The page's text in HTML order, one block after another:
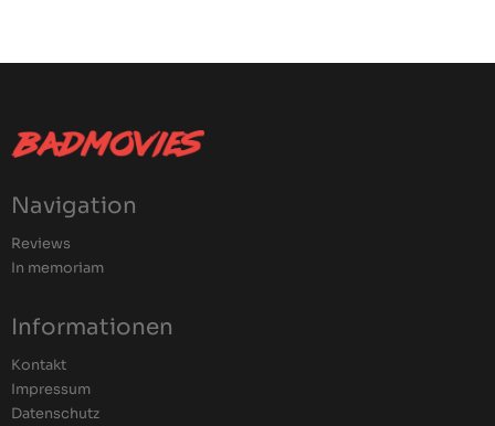
Navigation
Reviews
In memoriam
Informationen
Kontakt
Impressum
Datenschutz